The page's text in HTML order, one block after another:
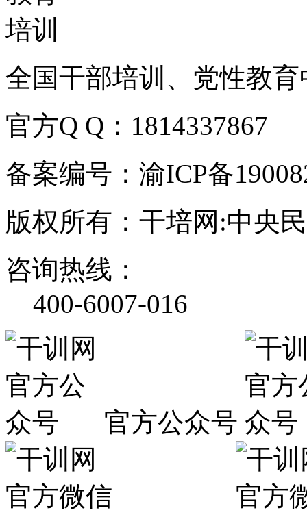
全国干部培训、党性教
官方Q Q：1814337867
备案编号：渝ICP备
版权所有：干培网:中央
咨询热线：
400-6007-016
官方公众号